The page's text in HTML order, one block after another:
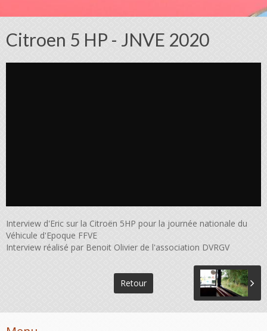
Citroen 5 HP - JNVE 2020
Interview d'Eric sur la Citroën 5HP pour la journée nationale du
Véhicule d'Epoque FFVE
Interview réalisé par Benoit Olivier de l'association DVRGV
Retour